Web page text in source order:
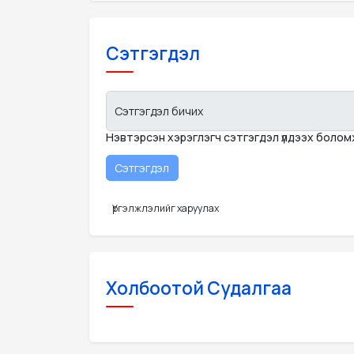
Сэтгэгдэл
Сэтгэгдэл бичих
Нэвтэрсэн хэрэглэгч сэтгэгдэл үлдээх
Үргэлжлэлийг харуулах
Холбоотой Судалгаа